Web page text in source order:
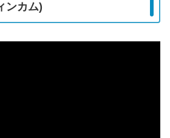
ンカム)